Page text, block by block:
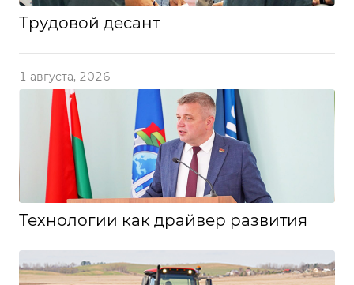
Трудовой десант
1 августа, 2026
Технологии как драйвер развития